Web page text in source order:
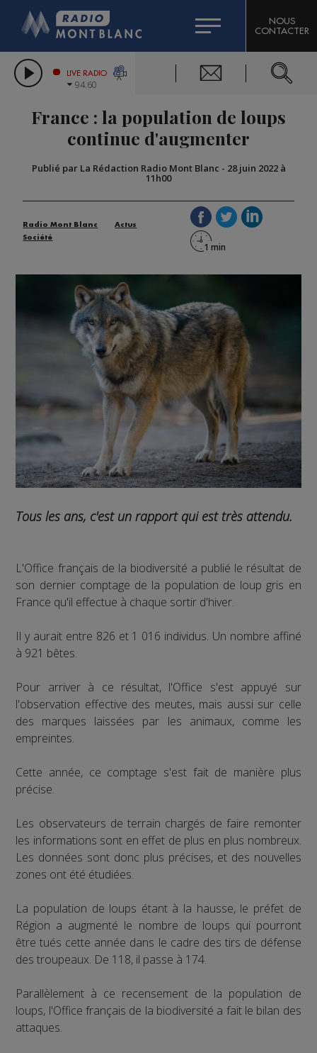
LES CHRONIQUES DE L'EXPERT
CITIZEN MACHINERY
GRAND MASSIF DOMAINES SKIABLES
BIGARD
COMPAGNIE DU MONT-BLANC
NOUS
CONTACTER
LIVE RADIO
94.60
France : la population de loups
continue d'augmenter
Publié par La Rédaction Radio Mont Blanc - 28 juin 2022 à
11h00
Radio Mont Blanc
Actus
Société
Tous les ans, c'est un rapport qui est très attendu.
L'Office français de la biodiversité a publié le résultat de
son dernier comptage de la population de loup gris en
France qu'il effectue à chaque sortir d'hiver.
Il y aurait entre 826 et 1 016 individus. Un nombre affiné
à 921 bêtes.
Pour arriver à ce résultat, l'Office s'est appuyé sur
l'observation effective des meutes, mais aussi sur celle
des marques laissées par les animaux, comme les
empreintes.
Cette année, ce comptage s'est fait de manière plus
précise.
Les observateurs de terrain chargés de faire remonter
les informations sont en effet de plus en plus nombreux.
Les données sont donc plus précises, et des nouvelles
zones ont été étudiées.
La population de loups étant à la hausse, le préfet de
Région a augmenté le nombre de loups qui pourront
être tués cette année dans le cadre des tirs de défense
des troupeaux. De 118, il passe à 174.
Parallèlement à ce recensement de la population de
loups, l'Office français de la biodiversité a fait le bilan des
attaques.